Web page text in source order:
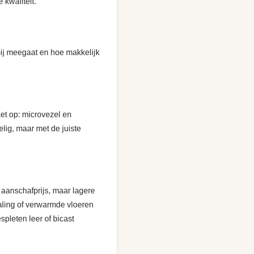
meegaat en hoe makkelijk
op: microvezel en
maar met de juiste
maar lagere
of verwarmde vloeren
leer of bicast